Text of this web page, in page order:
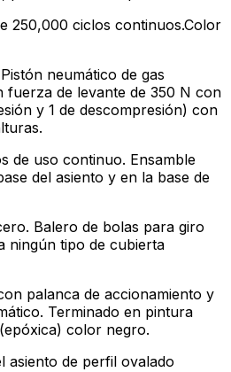
250,000 ciclos continuos.Color
Pistón neumático de gas
fuerza de levante de 350 N con
y 1 de descompresión) con
de uso continuo. Ensamble
del asiento y en la base de
Balero de bolas para giro
ningún tipo de cubierta
palanca de accionamiento y
Terminado en pintura
color negro.
asiento de perfil ovalado